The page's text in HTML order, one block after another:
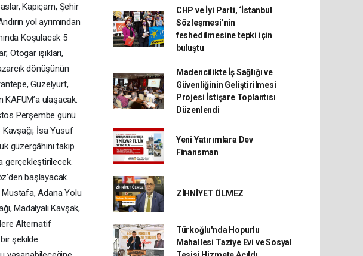
Kapıçam, Şehir
yol ayrımından
Koşulacak 5
ışıkları,
dönüşünün
Güzelyurt,
KAFUM’a ulaşacak.
Perşembe günü
İsa Yusuf
güzergâhını takip
gerçekleştirilecek.
başlayacak.
Mustafa, Adana Yolu
Madalyalı Kavşak,
Alternatif
şekilde
CHP ve İyi Parti, ‘İstanbul
Sözleşmesi’nin
feshedilmesine tepki için
buluştu
Madencilikte İş Sağlığı ve
Güvenliğinin Geliştirilmesi
Projesi İstişare Toplantısı
Düzenlendi
Yeni Yatırımlara Dev
Finansman
ZİHNİYET ÖLMEZ
Türkoğlu'nda Hopurlu
Mahallesi Taziye Evi ve Sosyal